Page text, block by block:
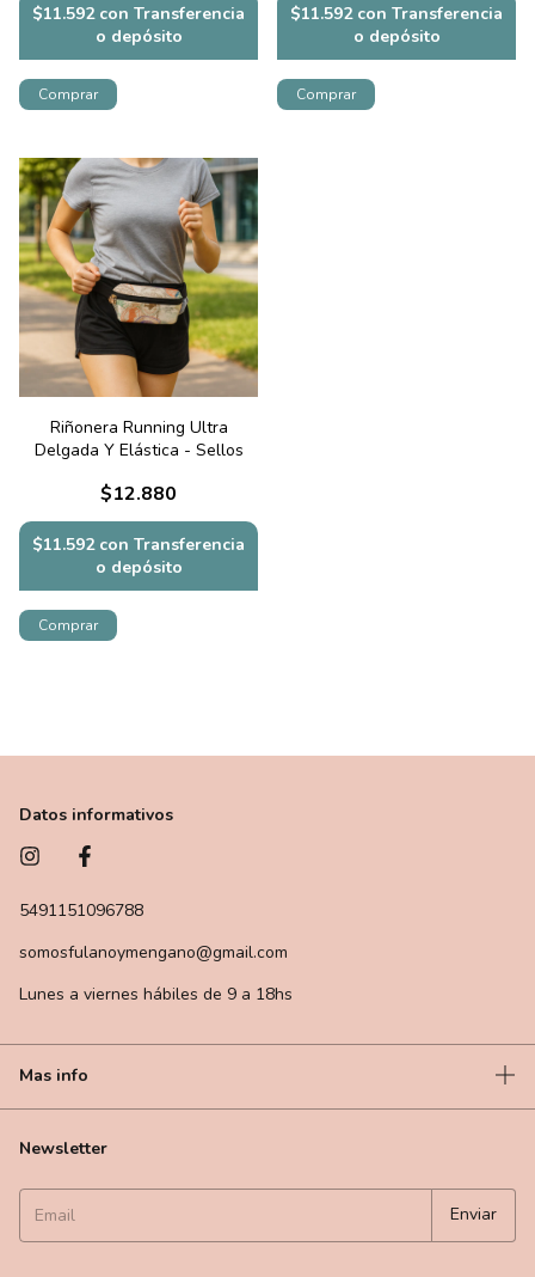
$11.592 con Transferencia
o depósito
$11.592 con Transferencia
o depósito
Riñonera Running Ultra
Delgada Y Elástica - Sellos
$12.880
$11.592 con Transferencia
o depósito
Datos informativos
5491151096788
somosfulanoymengano@gmail.com
Lunes a viernes hábiles de 9 a 18hs
Mas info
Newsletter